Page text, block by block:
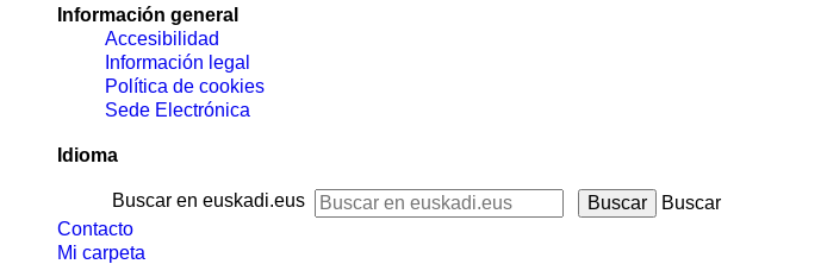
Información general
Accesibilidad
Información legal
Política de cookies
Sede Electrónica
Idioma
Buscar en euskadi.eus
Buscar
Contacto
Mi carpeta